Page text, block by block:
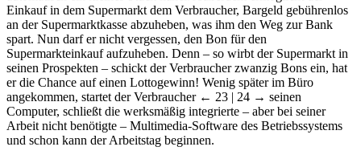
Einkauf in dem Supermarkt dem Verbraucher, Bargeld gebührenlos
an der Supermarktkasse abzuheben, was ihm den Weg zur Bank
spart. Nun darf er nicht vergessen, den Bon für den
Supermarkteinkauf aufzuheben. Denn – so wirbt der Supermarkt in
seinen Prospekten – schickt der Verbraucher zwanzig Bons ein, hat
er die Chance auf einen Lottogewinn! Wenig später im Büro
angekommen, startet der Verbraucher ← 23 | 24 → seinen
Computer, schließt die werksmäßig integrierte – aber bei seiner
Arbeit nicht benötigte – Multimedia-Software des Betriebssystems
und schon kann der Arbeitstag beginnen.